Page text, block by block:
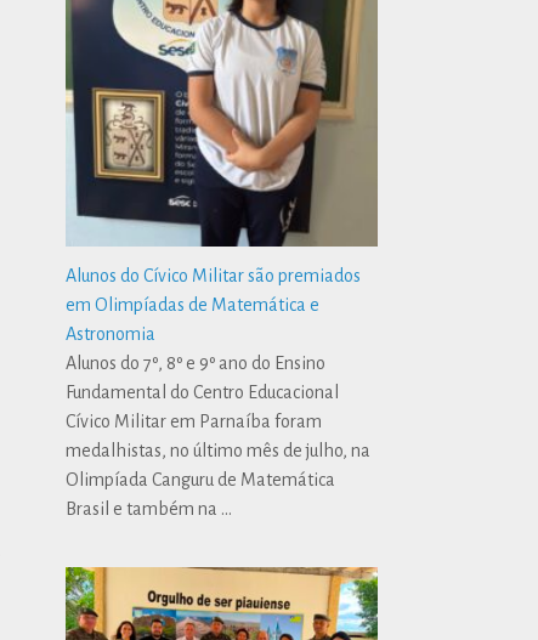
Alunos do Cívico Militar são premiados
em Olimpíadas de Matemática e
Astronomia
Alunos do 7º, 8º e 9º ano do Ensino
Fundamental do Centro Educacional
Cívico Militar em Parnaíba foram
medalhistas, no último mês de julho, na
Olimpíada Canguru de Matemática
Brasil e também na …